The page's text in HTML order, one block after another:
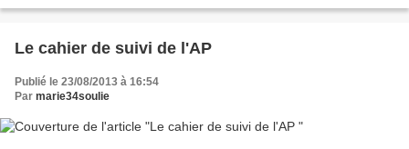
Le cahier de suivi de l'AP
Publié le 23/08/2013 à 16:54
Par marie34soulie